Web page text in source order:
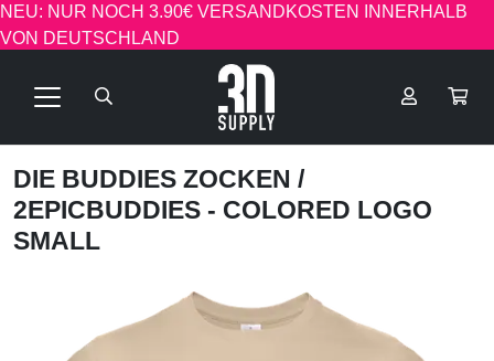
NEU: NUR NOCH 3.90€ VERSANDKOSTEN INNERHALB
VON DEUTSCHLAND
DIE BUDDIES ZOCKEN /
2EPICBUDDIES - COLORED LOGO
SMALL